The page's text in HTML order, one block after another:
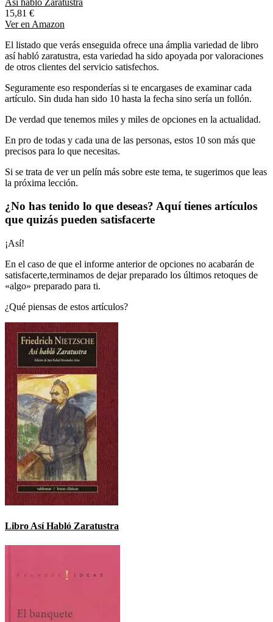
15,81 €
Ver en Amazon
El listado que verás enseguida ofrece una ámplia variedad de libro
así habló zaratustra, esta variedad ha sido apoyada por valoraciones
de otros clientes del servicio satisfechos.
Seguramente eso responderías si te encargases de examinar cada
artículo. Sin duda han sido 10 hasta la fecha sino sería un follón.
De verdad que tenemos miles y miles de opciones en la actualidad.
En pro de todas y cada una de las personas, estos 10 son más que
precisos para lo que necesitas.
Si se trata de ver un pelín más sobre este tema, te sugerimos que leas
la próxima lección.
¿No has tenido lo que deseas? Aquí tienes artículos
que quizás pueden satisfacerte
¡Así!
En el caso de que el informe anterior de opciones no acabarán de
satisfacerte,terminamos de dejar preparado los últimos retoques de
«algo» preparado para ti.
¿Qué piensas de estos artículos?
Libro Así Habló Zaratustra